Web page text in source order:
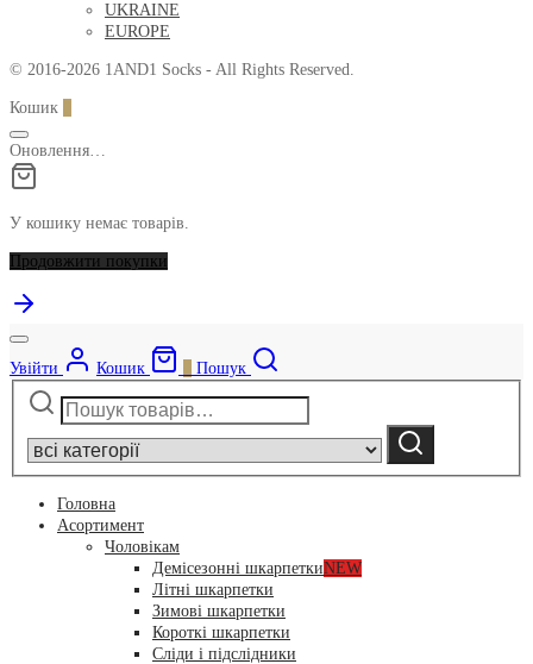
UKRAINE
EUROPE
© 2016-2026 1AND1 Socks - All Rights Reserved.
Кошик
Оновлення…
У кошику немає товарів.
Продовжити покупки
Увійти Кошик
Пошук
Шукати:
category:
Шукати
Головна
Асортимент
Чоловікам
Демісезонні шкарпеткиNEW
Літні шкарпетки
Зимові шкарпетки
Короткі шкарпетки
Сліди і підслідники